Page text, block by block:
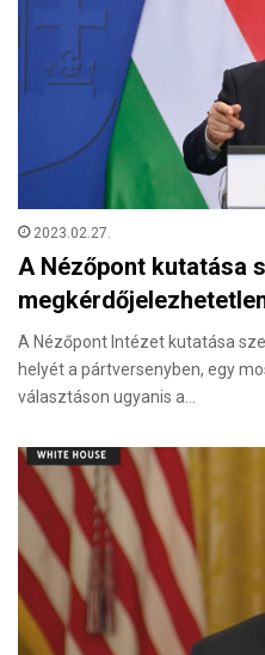
2023.02.27.
A Nézőpont kutatása
A Nézőpont Intézet kutatása
helyét a pártversenyben, egy
választáson ugyanis a…